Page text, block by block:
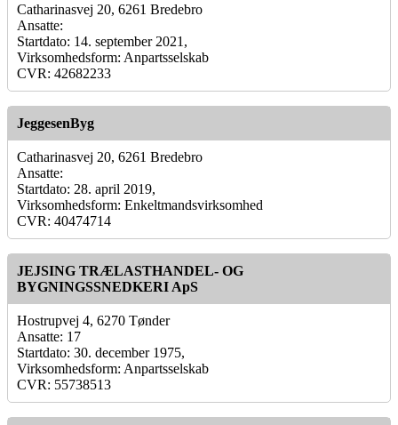
Catharinasvej 20, 6261 Bredebro
Ansatte:
Startdato: 14. september 2021,
Virksomhedsform: Anpartsselskab
CVR: 42682233
JeggesenByg
Catharinasvej 20, 6261 Bredebro
Ansatte:
Startdato: 28. april 2019,
Virksomhedsform: Enkeltmandsvirksomhed
CVR: 40474714
JEJSING TRÆLASTHANDEL- OG
BYGNINGSSNEDKERI ApS
Hostrupvej 4, 6270 Tønder
Ansatte: 17
Startdato: 30. december 1975,
Virksomhedsform: Anpartsselskab
CVR: 55738513